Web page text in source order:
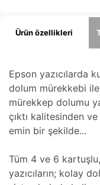
Ürün özellikleri
Epson yazıcılarda
dolum mürekkebi
mürekkep dolumu
çıktı kalitesinden ve
emin bir şekilde...
Tüm 4 ve 6
yazıcıların; kolay